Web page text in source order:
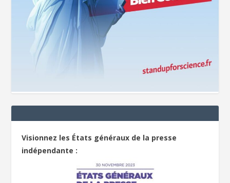
Visionnez les États généraux de la presse
indépendante :